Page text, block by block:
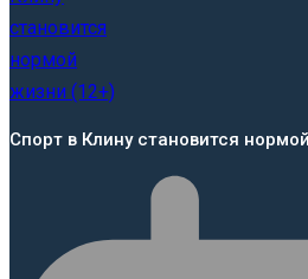
Спорт в Клину становится